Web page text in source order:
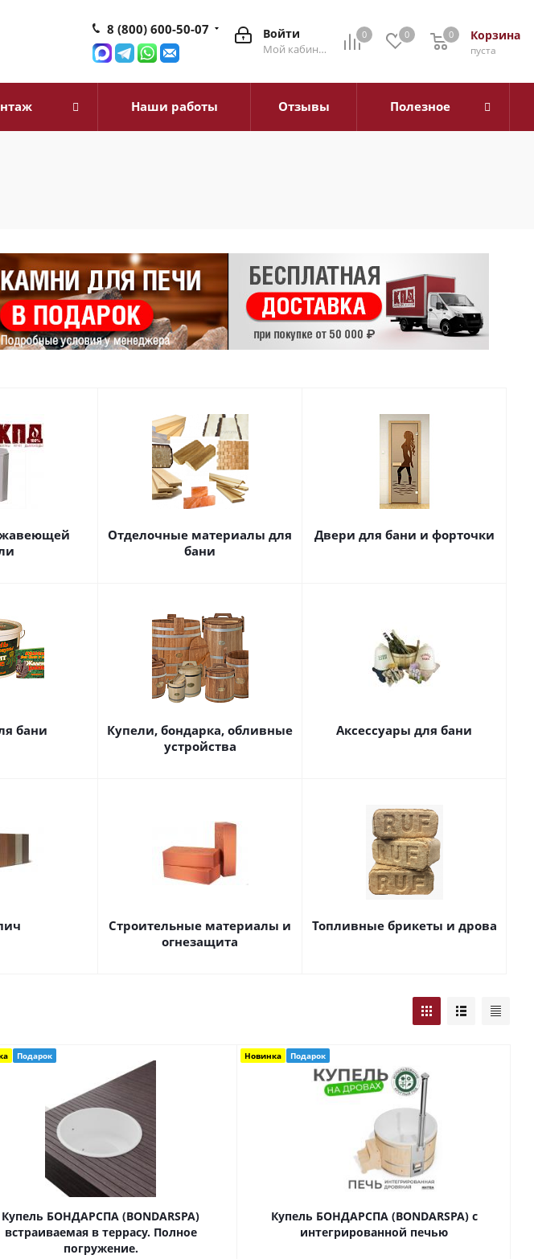
0 0 Корзина
0
пуста
0
Войти
Мой кабинет
8 (800) 600-50-07
Наши работы Отзывы Полезное
Отделочные материалы для
бани
Двери для бани и форточки
бани
Купели, бондарка, обливные
устройства
Аксессуары для бани
Строительные материалы и
огнезащита
Топливные брикеты и дрова
Подарок
Купель БОНДАРСПА (BONDARSPA)
встраиваемая в террасу. Полное
погружение.
Новинка Подарок
Купель БОНДАРСПА (BONDARSPA) с
интегрированной печью